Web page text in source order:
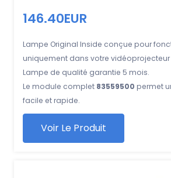
146.40EUR
Lampe Original Inside conçue pour
uniquement dans votre vidéoprojecteur
Lampe de qualité garantie 5 mois.
Le module complet 83559500 permet
facile et rapide.
Voir Le Produit